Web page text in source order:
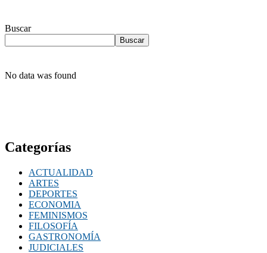
Buscar
Buscar
No data was found
Categorías
ACTUALIDAD
ARTES
DEPORTES
ECONOMIA
FEMINISMOS
FILOSOFÍA
GASTRONOMÍA
JUDICIALES